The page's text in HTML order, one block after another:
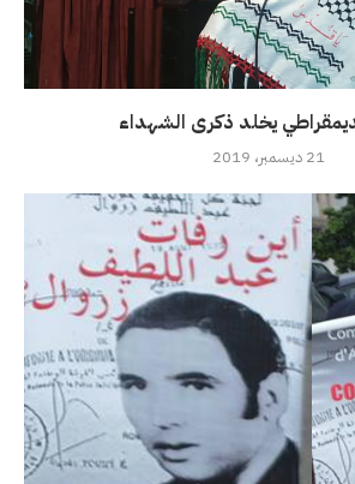
يخلد ذكرى الشهداء
21 ديسمبر، 2019